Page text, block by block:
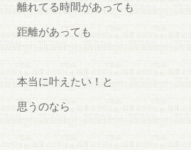
離れてる時間があっても
距離があっても
本当に叶えたい！と
思うのなら